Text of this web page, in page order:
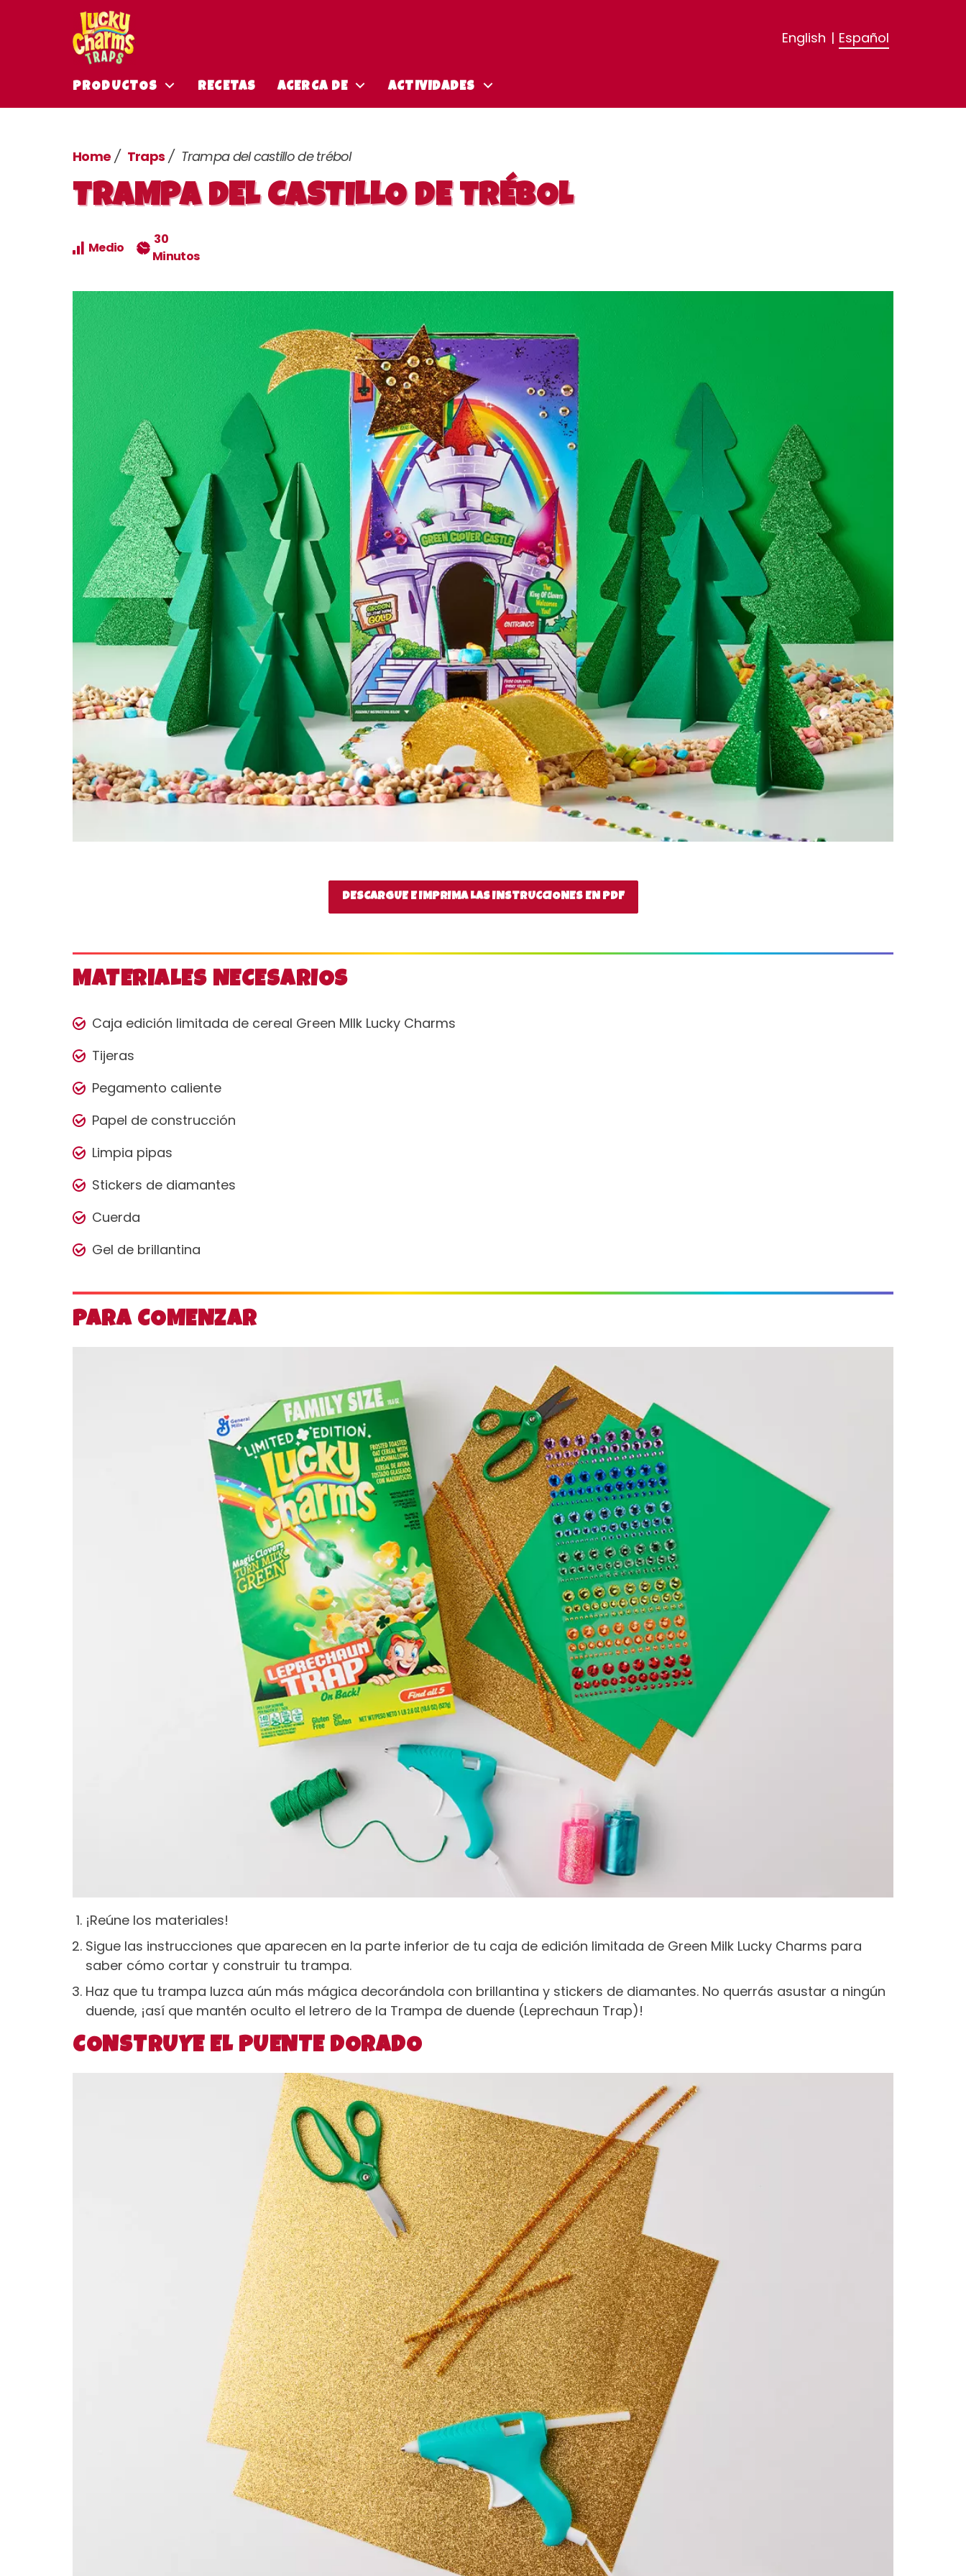
English | Español
PRODUCTOS RECETAS ACERCA DE ACTIVIDADES
Home Traps Trampa del castillo de trébol
TRAMPA DEL CASTILLO DE TRÉBOL
Medio
30
Minutos
DESCARGUE E IMPRIMA LAS INSTRUCCIONES EN PDF
MATERIALES NECESARIOS
Caja edición limitada de cereal Green MIlk Lucky Charms
Tijeras
Pegamento caliente
Papel de construcción
Limpia pipas
Stickers de diamantes
Cuerda
Gel de brillantina
PARA COMENZAR
¡Reúne los materiales!
Sigue las instrucciones que aparecen en la parte inferior de tu caja de edición limitada de Green Milk Lucky Charms para
saber cómo cortar y construir tu trampa.
Haz que tu trampa luzca aún más mágica decorándola con brillantina y stickers de diamantes. No querrás asustar a ningún
duende, ¡así que mantén oculto el letrero de la Trampa de duende (Leprechaun Trap)!
CONSTRUYE EL PUENTE DORADO